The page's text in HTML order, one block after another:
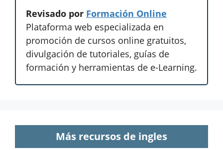
Revisado por Formación Online
Plataforma web especializada en
promoción de cursos online gratuitos,
divulgación de tutoriales, guías de
formación y herramientas de e-Learning.
Más recursos de ingles